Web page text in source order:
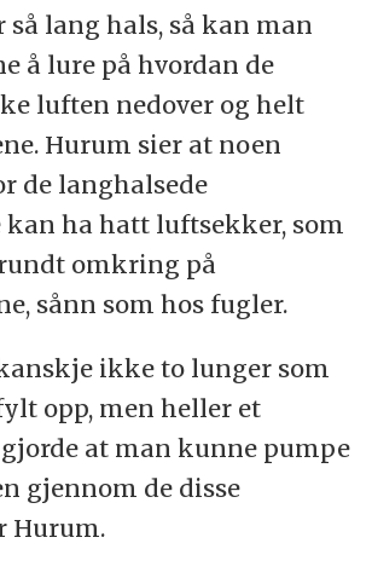
så lang hals, så kan man
å lure på hvordan de
luften nedover og helt
Hurum sier at noen
de langhalsede
kan ha hatt luftsekker, som
omkring på
sånn som hos fugler.
ikke to lunger som
opp, men heller et
at man kunne pumpe
gjennom de disse
Hurum.